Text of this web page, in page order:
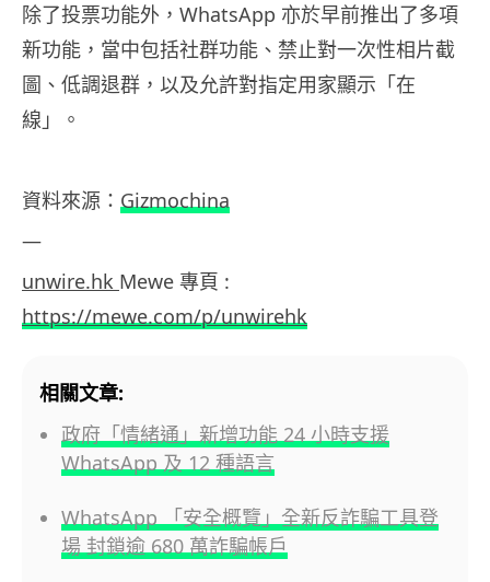
除了投票功能外，WhatsApp 亦於早前推出了多項
新功能，當中包括社群功能、禁止對一次性相片截
圖、低調退群，以及允許對指定用家顯示「在
線」。
資料來源： Gizmochina
—
unwire.hk Mewe 專頁 :
https://mewe.com/p/unwirehk
相關文章:
政府「情緒通」新增功能 24 小時支援
WhatsApp 及 12 種語言
WhatsApp 「安全概覽」全新反詐騙工具登
場 封鎖逾 680 萬詐騙帳戶